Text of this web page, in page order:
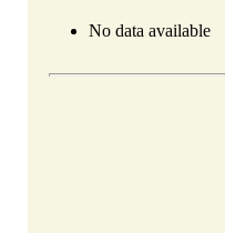
No data available